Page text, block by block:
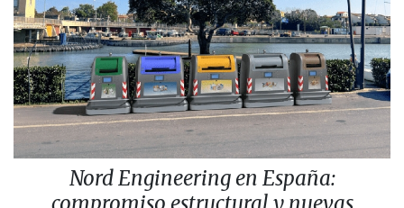
Nord Engineering en España: